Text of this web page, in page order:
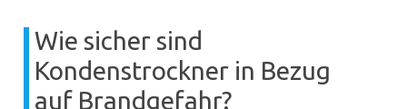
Wie sicher sind
Kondenstrockner in Bezug
auf Brandgefahr?